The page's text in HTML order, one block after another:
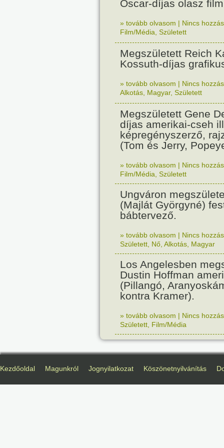
Oscar-díjas olasz
» tovább olvasom | Nincs
Film/Média Született
Megszületett Reich
Kossuth-díjas
» tovább olvasom | Nincs
Alkotás Magyar, Született
Megszületett Gene
díjas amerikai-cseh
képregényszerző,
(Tom és Jerry,
» tovább olvasom | Nincs
Film/Média Született
Ungváron
(Majlát Györgyné)
bábtervező.
» tovább olvasom | Nincs
Született Nő Alkotás Magyar
Los Angelesben
Dustin Hoffman
(Pillangó,
kontra Kramer).
» tovább olvasom | Nincs
Született Film/Média
Kezdőoldal Magunkról Jognyilatkozat Köszönetnyilvánítás